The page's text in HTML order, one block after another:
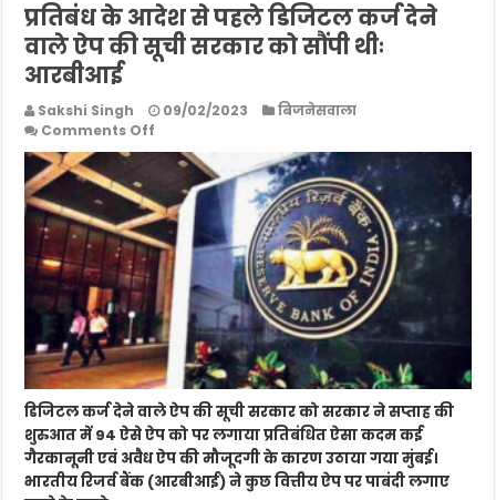
प्रतिबंध के आदेश से पहले डिजिटल कर्ज देने
वाले ऐप की सूची सरकार को सौंपी थीः
आरबीआई
Sakshi Singh 09/02/2023
बिजनेसवाला
Comments Off
प्रतिबंध
आदेश
से
पहले
डिजिटल
कर्ज
देने
वाले
ऐप
की
सूची
सरकार
को
सौंपी
थीः
आरबीआई
डिजिटल कर्ज देने वाले ऐप की सूची सरकार को सरकार ने सप्ताह की
शुरुआत में 94 ऐसे ऐप को पर लगाया प्रतिबंधित ऐसा कदम कई
गैरकानूनी एवं अवैध ऐप की मौजूदगी के कारण उठाया गया मुंबई।
भारतीय रिजर्व बैंक (आरबीआई) ने कुछ वित्तीय ऐप पर पाबंदी लगाए